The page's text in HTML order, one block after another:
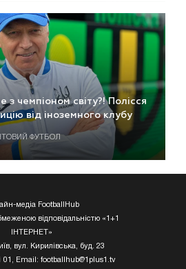
з чемпіоном світу?! Полісся
від іноземного клубу
ФУТБОЛ
медіа FootballHub
відповідальністю «1+1
ІНТЕРНЕТ»
вул. Кирилівська, буд. 23
01, Email: footballhub@1plus1.tv